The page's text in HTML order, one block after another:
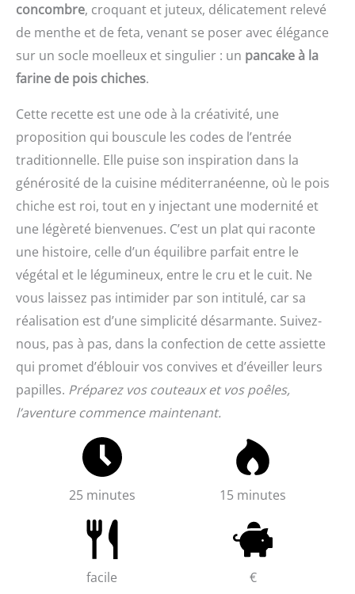
concombre, croquant et juteux, délicatement relevé
de menthe et de feta, venant se poser avec élégance
sur un socle moelleux et singulier : un pancake à la
farine de pois chiches.
Cette recette est une ode à la créativité, une
proposition qui bouscule les codes de l’entrée
traditionnelle. Elle puise son inspiration dans la
générosité de la cuisine méditerranéenne, où le pois
chiche est roi, tout en y injectant une modernité et
une légèreté bienvenues. C’est un plat qui raconte
une histoire, celle d’un équilibre parfait entre le
végétal et le légumineux, entre le cru et le cuit. Ne
vous laissez pas intimider par son intitulé, car sa
réalisation est d’une simplicité désarmante. Suivez-
nous, pas à pas, dans la confection de cette assiette
qui promet d’éblouir vos convives et d’éveiller leurs
papilles. Préparez vos couteaux et vos poêles,
l’aventure commence maintenant.
25 minutes 15 minutes
facile €